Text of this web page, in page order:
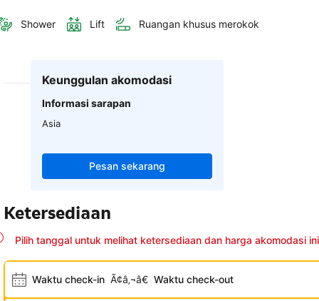
Shower Lift Ruangan khusus merokok
Keunggulan akomodasi
Informasi sarapan
Asia
Pesan sekarang
Ketersediaan
Pilih tanggal untuk melihat ketersediaan dan harga akomodasi ini
Waktu check-in Ã¢â‚¬â€ Waktu check-out